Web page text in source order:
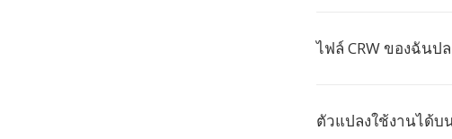
ไฟล์ CRW ของฉันป
ตัวแปลงใช้งานได้